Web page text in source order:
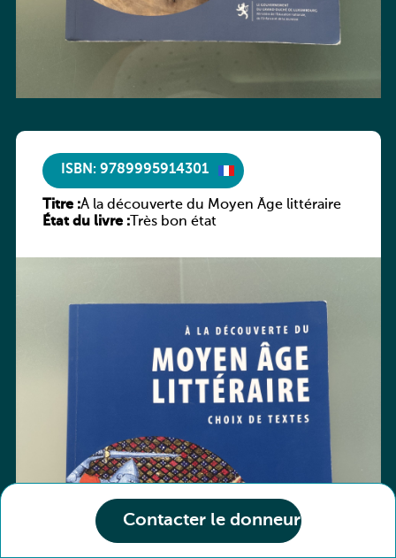
Contacter le donneur
ISBN: 9789995914301
Titre :À la découverte du Moyen Âge littéraire
État du livre :Très bon état